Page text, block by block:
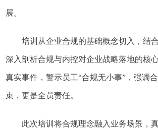
展。
培训从企业合规的基础概念切入，结
深入剖析合规与内控对企业战略落地的核
真实事件，警示员工“合规无小事”，强调
束，更是全员责任。
此次培训将合规理念融入业务场景，